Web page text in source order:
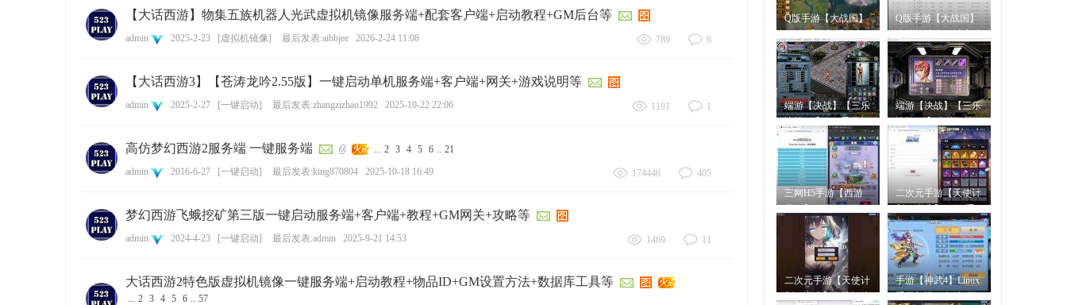
【大话西游】物集五族机器人光武虚拟机镜像服务端+配套客户端+启动教程+GM后台等
admin 2025-2-23 [虚拟机镜像] 最后发表:aibbjee 2026-2-24 11:08 789 6
【大话西游3】【苍涛龙吟2.55版】一键启动单机服务端+客户端+网关+游戏说明等
admin 2025-2-27 [一键启动] 最后发表:zhangzizhao1992 2025-10-22 22:06 1191 1
高仿梦幻西游2服务端 一键服务端 ... 2 3 4 5 6 .. 21
admin
2016-6-27 [一键启动] 最后发表:king870804 2025-10-18 16:49 174446 405
梦幻西游飞蛾挖矿第三版一键启动服务端+客户端+教程+GM网关+攻略等
admin 2024-4-23 [一键启动] 最后发表:admin 2025-9-21 14:53 1469 11
大话西游2特色版虚拟机镜像一键服务端+启动教程+物品ID+GM设置方法+数据库工具等
... 2 3 4 5 6 .. 57
Q版手游【大战国】
端+客
Q版手游【大战国】
服务
端游【决战】【三乐
设服
端游【决战】【三乐
像一
三网H5手游【西游
键启动
二次元手游【天使计
工架
二次元手游【天使计
手游【神武4】Linux